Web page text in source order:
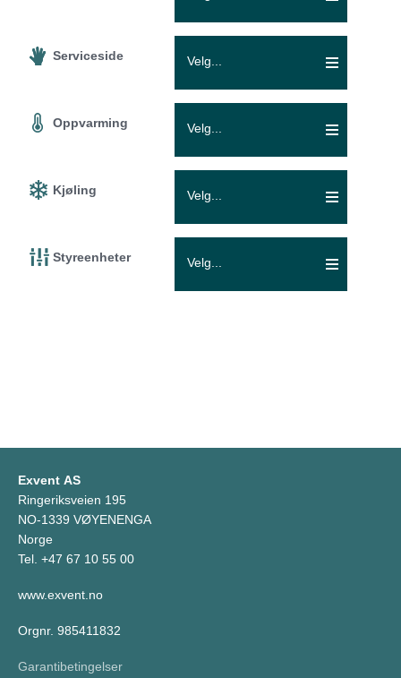
Serviceside Velg...
Oppvarming Velg...
Kjøling Velg...
Styreenheter Velg...
Exvent AS
Ringeriksveien 195
NO-1339 VØYENENGA
Norge
Tel. +47 67 10 55 00
www.exvent.no
Orgnr. 985411832
Garantibetingelser